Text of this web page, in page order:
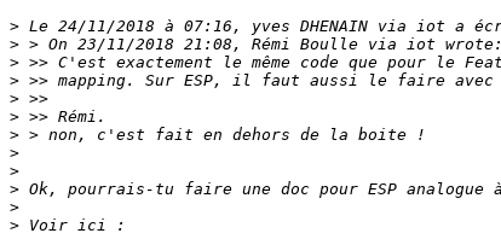
>
>
>
>
>
>
>
>
>
>
>
>